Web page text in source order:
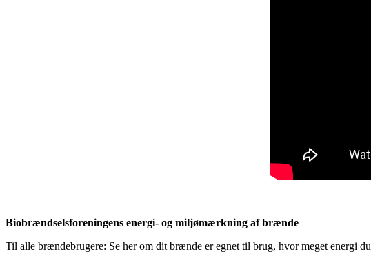
Biobrændselsforeningens energi- og miljømærkning af brænde
Til alle brændebrugere: Se her om dit brænde er egnet til brug, hvor meget energi